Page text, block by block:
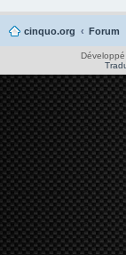
cinquo.org Forum